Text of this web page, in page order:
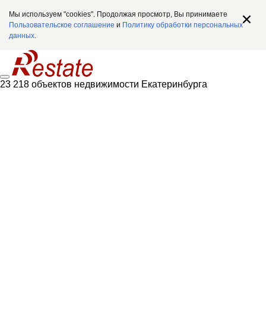
Мы используем "cookies". Продолжая просмотр, Вы принимаете
Пользовательское соглашение и Политику обработки персональных
данных.
23 218 объектов недвижимости Екатеринбурга